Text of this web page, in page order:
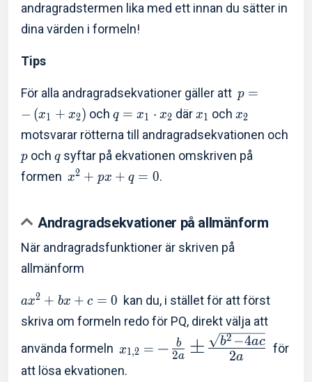
andragradstermen lika med ett innan du sätter in
dina värden i formeln!
Tips
För alla andragradsekvationer gäller att p =
− (x1 + x2) och q = x1 ⋅ x2 där x1 och x2
motsvarar rötterna till andragradsekvationen och
p och qsyftar på ekvationen omskriven på
formen x2 + px + q = 0.
Andragradsekvationer på allmänform
När andragradsfunktioner är skriven på
allmänform
ax2 + bx + c = 0 kan du, i stället för att först
skriva om formeln redo för PQ, direkt välja att
använda formeln x1,2 = − 2a
b ± 2a
b2 −4ac
för
att lösa ekvationen.